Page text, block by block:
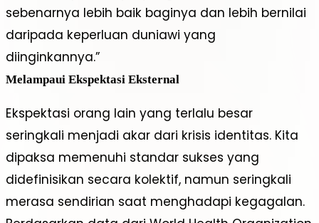
sebenarnya lebih baik baginya dan lebih bernilai
daripada keperluan duniawi yang
diinginkannya.”
Melampaui Ekspektasi Eksternal
Ekspektasi orang lain yang terlalu besar
seringkali menjadi akar dari krisis identitas. Kita
dipaksa memenuhi standar sukses yang
didefinisikan secara kolektif, namun seringkali
merasa sendirian saat menghadapi kegagalan.